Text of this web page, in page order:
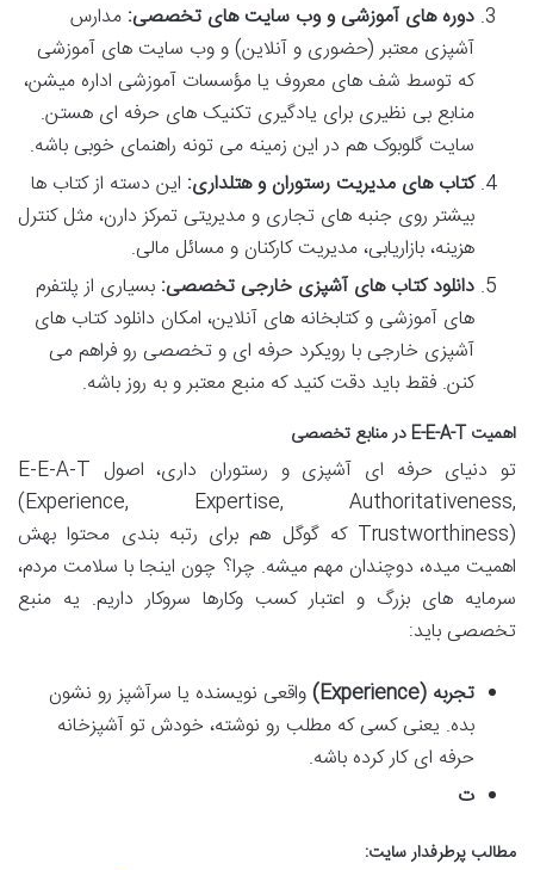
دوره های آموزشی و وب سایت های تخصصی: مدارس
آشپزی معتبر (حضوری و آنلاین) و وب سایت های آموزشی
که توسط شف های معروف یا مؤسسات آموزشی اداره میشن،
منابع بی نظیری برای یادگیری تکنیک های حرفه ای هستن.
سایت گلوبوک هم در این زمینه می تونه راهنمای خوبی باشه.
کتاب های مدیریت رستوران و هتلداری: این دسته از کتاب ها
بیشتر روی جنبه های تجاری و مدیریتی تمرکز دارن، مثل کنترل
هزینه، بازاریابی، مدیریت کارکنان و مسائل مالی.
دانلود کتاب های آشپزی خارجی تخصصی: بسیاری از پلتفرم
های آموزشی و کتابخانه های آنلاین، امکان دانلود کتاب های
آشپزی خارجی با رویکرد حرفه ای و تخصصی رو فراهم می
کنن. فقط باید دقت کنید که منبع معتبر و به روز باشه.
اهمیت E-E-A-T در منابع تخصصی
تو دنیای حرفه ای آشپزی و رستوران داری، اصول E-E-A-T
(Experience, Expertise, Authoritativeness,
Trustworthiness) که گوگل هم برای رتبه بندی محتوا بهش
اهمیت میده، دوچندان مهم میشه. چرا؟ چون اینجا با سلامت مردم،
سرمایه های بزرگ و اعتبار کسب وکارها سروکار داریم. یه منبع
تخصصی باید:
تجربه (Experience)
واقعی نویسنده یا سرآشپز رو نشون
بده. یعنی کسی که مطلب رو نوشته، خودش تو آشپزخانه
حرفه ای کار کرده باشه.
ت
مطالب پرطرفدار سایت: